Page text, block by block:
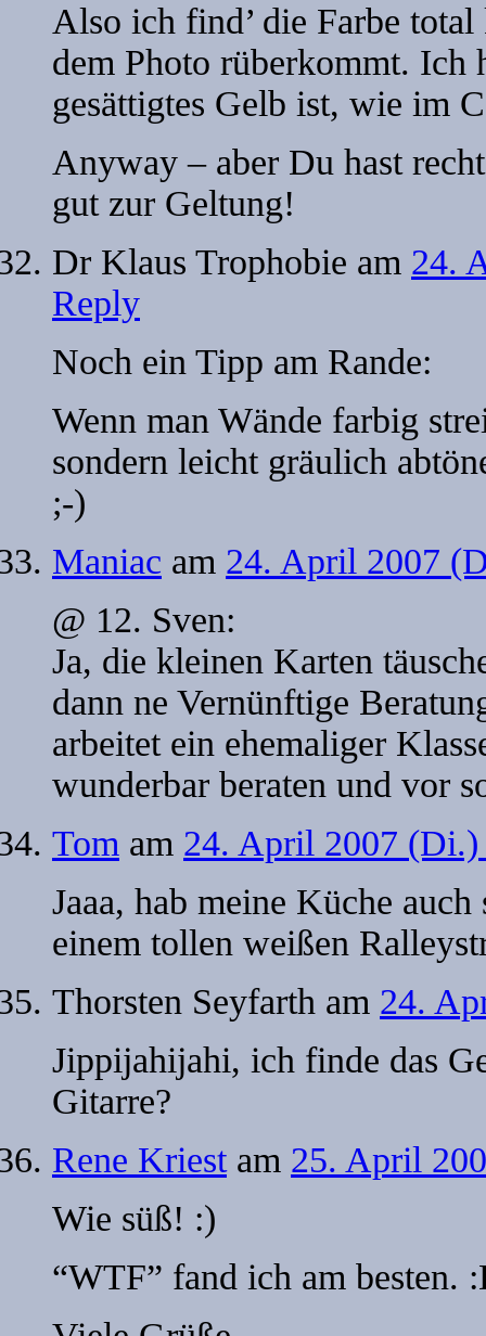
Also ich find’ die Farbe
dem Photo rüberkommt. Ich
gesättigtes Gelb ist, wie im
Anyway – aber Du hast
gut zur Geltung!
Dr Klaus Trophobie am 24.
Reply
Noch ein Tipp am Rande:
Wenn man Wände farbig
sondern leicht gräulich
;-)
Maniac am 24. April 2007
@ 12. Sven:
Ja, die kleinen Karten
dann ne Vernünftige
arbeitet ein ehemaliger
wunderbar beraten und vor
Tom am 24. April 2007 (Di.)
Jaaa, hab meine Küche
einem tollen weißen
Thorsten Seyfarth am 24.
Jippijahijahi, ich finde das
Gitarre?
Rene Kriestam 25. April
Wie süß! :)
“WTF” fand ich am besten.